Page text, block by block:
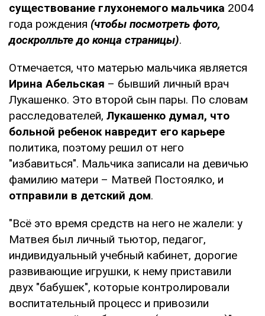
существование глухонемого мальчика 2004
года рождения (чтобы посмотреть фото,
доскролльте до конца страницы).
Отмечается, что матерью мальчика является
Ирина Абельская – бывший личный врач
Лукашенко. Это второй сын пары. По словам
расследователей, Лукашенко думал, что
больной ребенок навредит его карьере
политика, поэтому решил от него
"избавиться". Мальчика записали на девичью
фамилию матери – Матвей Постоялко, и
отправили в детский дом.
"Всё это время средств на него не жалели: у
Матвея был личный тьютор, педагог,
индивидуальный учебный кабинет, дорогие
развивающие игрушки, к нему приставили
двух "бабушек", которые контролировали
воспитательный процесс и привозили